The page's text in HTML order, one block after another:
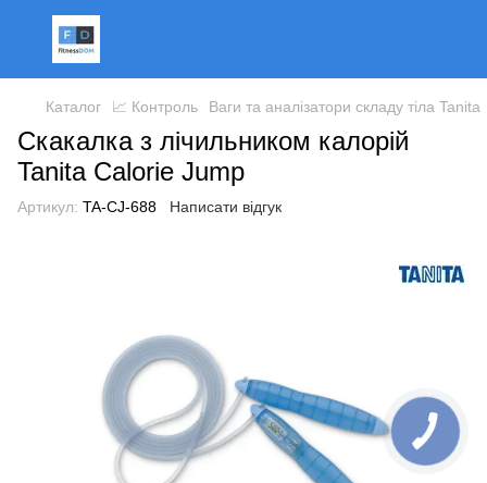
Каталог 📈 Контроль Ваги та аналізатори складу тіла Tanita
Скакалка з лічильником калорій
Tanita Calorie Jump
Артикул: TA-CJ-688 Написати відгук